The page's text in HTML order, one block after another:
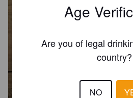
BABO beverages
Age
Are you of legal
country?
NO